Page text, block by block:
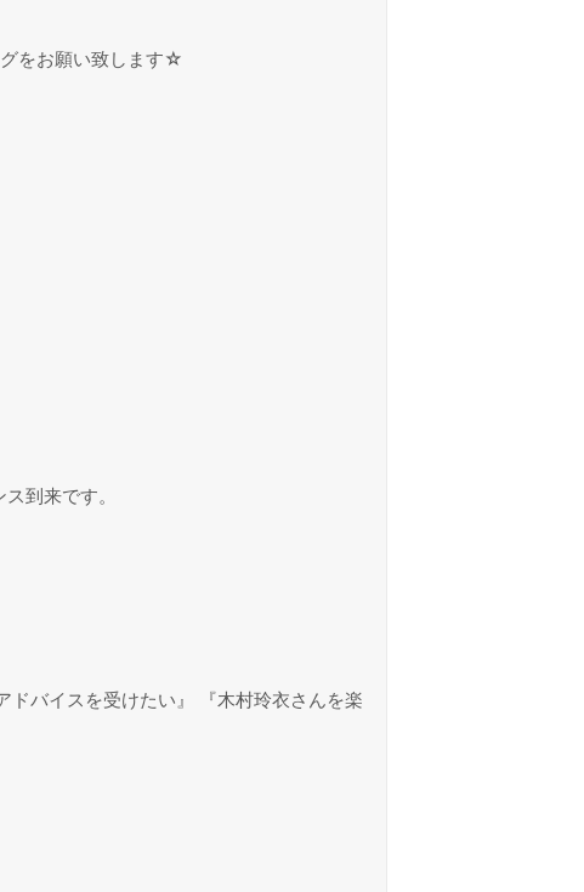
をお願い致します☆
到来です。
ドバイスを受けたい』 『木村玲衣さんを楽